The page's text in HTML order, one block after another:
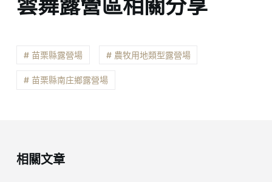
雲舞露營區相關分享
# 苗栗縣露營場 # 農牧用地類型露營場
# 苗栗縣南庄鄉露營場
相關文章